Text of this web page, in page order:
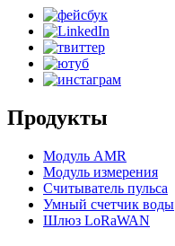
Продукты
Модуль AMR
Модуль измерения
Считыватель пульса
Умный счетчик воды
Шлюз LoRaWAN